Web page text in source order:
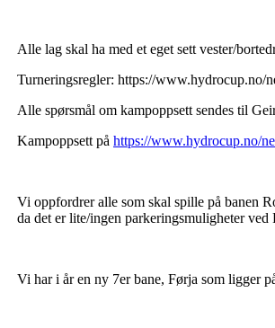
Alle lag skal ha med et eget sett vester/
Turneringsregler: https://www.hydrocup.no/
Alle spørsmål om kampoppsett sendes til
Kampoppsett på https://www.hydrocup.no/
Vi oppfordrer alle som skal spille på banen
da det er lite/ingen parkeringsmuligheter ved
Vi har i år en ny 7er bane, Førja som ligger